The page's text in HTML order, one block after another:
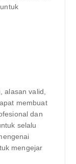
alasan valid,
membuat
dan
selalu
mengejar